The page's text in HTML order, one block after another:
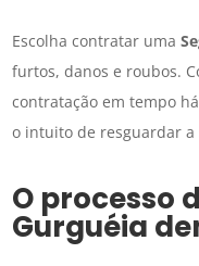
Escolha contratar uma
furtos, danos e roubos.
contratação em tempo
o intuito de resguardar
O processo
Gurguéia